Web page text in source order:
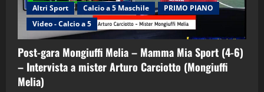
Altri Sport Calcio a 5 Maschile
PRIMO PIANO
Video - Calcio a 5
Post-gara Mongiuffi Melia – Mamma Mia Sport (4-6)
– Intervista a mister Arturo Carciotto (Mongiuffi
Melia)